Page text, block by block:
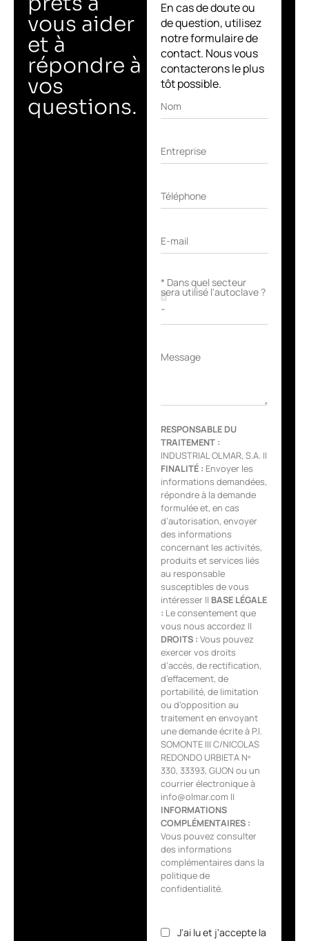
vous aider
et à
répondre à
vos
questions.
En cas de doute ou
de question, utilisez
notre formulaire de
contact. Nous vous
contacterons le plus
tôt possible.
Nom
Entreprise
Téléphone
E-mail
* Dans quel secteur
sera utilisé l'autoclave ?
Message
RESPONSABLE DU
TRAITEMENT :
INDUSTRIAL OLMAR, S.A. ||
FINALITÉ : Envoyer les
informations demandées,
répondre à la demande
formulée et, en cas
d’autorisation, envoyer
des informations
concernant les activités,
produits et services liés
au responsable
susceptibles de vous
intéresser || BASE LÉGALE
: Le consentement que
vous nous accordez ||
DROITS : Vous pouvez
exercer vos droits
d’accès, de rectification,
d’effacement, de
portabilité, de limitation
ou d’opposition au
traitement en envoyant
une demande écrite à P.I.
SOMONTE III C/NICOLAS
REDONDO URBIETA Nº
330, 33393, GIJON ou un
courrier électronique à
info@olmar.com ||
INFORMATIONS
COMPLÉMENTAIRES :
Vous pouvez consulter
des informations
complémentaires dans la
politique de
confidentialité.
J'ai lu et j'accepte la